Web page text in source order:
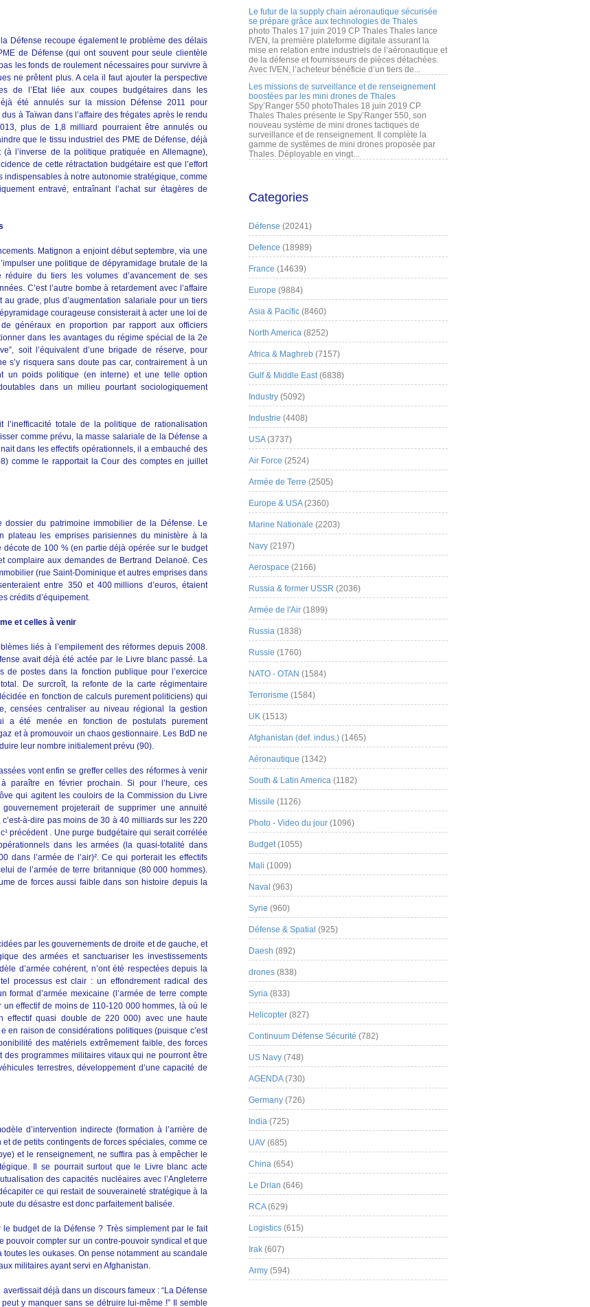
Défense recoupe également le problème des délais
de Défense (qui ont souvent pour seule clientèle
les fonds de roulement nécessaires pour survivre à
ne prêtent plus. A cela il faut ajouter la perspective
de l’Etat liée aux coupes budgétaires dans les
été annulés sur la mission Défense 2011 pour
à Taïwan dans l’affaire des frégates après le rendu
plus de 1,8 milliard pourraient être annulés ou
que le tissu industriel des PME de Défense, déjà
l’inverse de la politique pratiquée en Allemagne),
de cette rétractation budgétaire est que l’effort
à notre autonomie stratégique, comme
entravé, entraînant l’achat sur étagères de
Matignon a enjoint début septembre, via une
une politique de dépyramidage brutale de la
du tiers les volumes d’avancement de ses
C’est l’autre bombe à retardement avec l’affaire
grade, plus d’augmentation salariale pour un tiers
courageuse consisterait à acter une loi de
généraux en proportion par rapport aux officiers
dans les avantages du régime spécial de la 2e
soit l’équivalent d’une brigade de réserve, pour
s’y risquera sans doute pas car, contrairement à un
un poids politique (en interne) et une telle option
dans un milieu pourtant sociologiquement
totale de la politique de rationalisation
comme prévu, la masse salariale de la Défense a
dans les effectifs opérationnels, il a embauché des
comme le rapportait la Cour des comptes en juillet
dossier du patrimoine immobilier de la Défense. Le
plateau les emprises parisiennes du ministère à la
de 100 % (en partie déjà opérée sur le budget
complaire aux demandes de Bertrand Delanoë. Ces
(rue Saint-Dominique et autres emprises dans
entre 350 et 400 millions d’euros, étaient
crédits d’équipement.
et celles à venir
liés à l’empilement des réformes depuis 2008.
avait déjà été actée par le Livre blanc passé. La
de postes dans la fonction publique pour l’exercice
De surcroît, la refonte de la carte régimentaire
en fonction de calculs purement politiciens) qui
censées centraliser au niveau régional la gestion
a été menée en fonction de postulats purement
et à promouvoir un chaos gestionnaire. Les BdD ne
leur nombre initialement prévu (90).
vont enfin se greffer celles des réformes à venir
paraître en février prochain. Si pour l’heure, ces
qui agitent les couloirs de la Commission du Livre
projeterait de supprimer une annuité
à-dire pas moins de 30 à 40 milliards sur les 220
précédent . Une purge budgétaire qui serait corrélée
dans les armées (la quasi-totalité dans
dans l’armée de l’air)². Ce qui porterait les effectifs
de l’armée de terre britannique (80 000 hommes).
de forces aussi faible dans son histoire depuis la
par les gouvernements de droite et de gauche, et
des armées et sanctuariser les investissements
d’armée cohérent, n’ont été respectées depuis la
processus est clair : un effondrement radical des
d’armée mexicaine (l’armée de terre compte
effectif de moins de 110-120 000 hommes, là où le
effectif quasi double de 220 000) avec une haute
en raison de considérations politiques (puisque c’est
des matériels extrêmement faible, des forces
programmes militaires vitaux qui ne pourront être
terrestres, développement d’une capacité de
d’intervention indirecte (formation à l’arrière de
de petits contingents de forces spéciales, comme ce
et le renseignement, ne suffira pas à empêcher le
Il se pourrait surtout que le Livre blanc acte
des capacités nucléaires avec l’Angleterre
ce qui restait de souveraineté stratégique à la
du désastre est donc parfaitement balisée.
budget de la Défense ? Très simplement par le fait
pouvoir compter sur un contre-pouvoir syndical et que
les oukases. On pense notamment au scandale
militaires ayant servi en Afghanistan.
déjà dans un discours fameux : “La Défense
y manquer sans se détruire lui-même !” Il semble
Le futur de la supply chain aéronautique sécurisée
se prépare grâce aux technologies de Thales
photo Thales 17 juin 2019 CP Thales Thales lance
IVEN, la première plateforme digitale assurant la
mise en relation entre industriels de l’aéronautique et
de la défense et fournisseurs de pièces détachées.
Avec IVEN, l’acheteur bénéficie d’un tiers de...
Les missions de surveillance et de renseignement
boostées par les mini drones de Thales
Spy’Ranger 550 photoThales 18 juin 2019 CP
Thales Thales présente le Spy’Ranger 550, son
nouveau système de mini drones tactiques de
surveillance et de renseignement. Il complète la
gamme de systèmes de mini drones proposée par
Thales. Déployable en vingt...
Categories
Défense (20241)
Defence (18989)
France (14639)
Europe (9884)
Asia & Pacific (8460)
North America (8252)
Africa & Maghreb (7157)
Gulf & Middle East(6838)
Industry (5092)
Industrie (4408)
USA(3737)
Air Force (2524)
Armée de Terre (2505)
Europe & USA(2360)
Marine Nationale (2203)
Navy (2197)
Aerospace (2166)
Russia & former USSR (2036)
Armée de l'Air (1899)
Russia (1838)
Russie (1760)
NATO - OTAN (1584)
Terrorisme (1584)
UK (1513)
Afghanistan (def. indus.) (1465)
Aéronautique (1342)
South & Latin America (1182)
Missile (1126)
Photo - Video du jour (1096)
Budget(1055)
Mali (1009)
Naval (963)
Syrie (960)
Défense & Spatial (925)
Daesh (892)
drones (838)
Syria (833)
Helicopter (827)
Continuum Défense Sécurité (782)
US Navy (748)
AGENDA(730)
Germany (726)
India (725)
UAV (685)
China (654)
Le Drian (646)
RCA(629)
Logistics (615)
Irak (607)
Army (594)